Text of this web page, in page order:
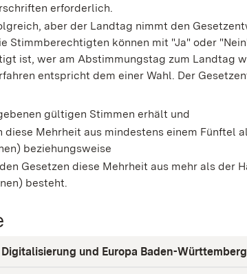
erforderlich.
aber der Landtag nimmt den
Stimmberechtigten können mit "Ja" oder
ist, wer am Abstimmungstag zum Landtag
entspricht dem einer Wahl. Der
gültigen Stimmen erhält und
diese Mehrheit aus mindestens einem Fünftel
beziehungsweise
Gesetzen diese Mehrheit aus mehr als der
besteht.
und Europa Baden-Württemberg